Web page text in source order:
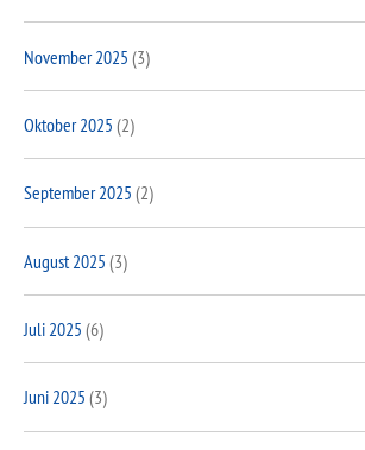
November 2025 (3)
Oktober 2025 (2)
September 2025 (2)
August 2025 (3)
Juli 2025 (6)
Juni 2025 (3)